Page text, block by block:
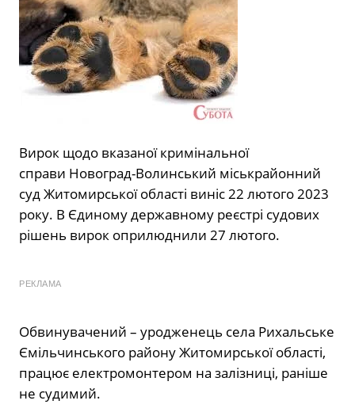
Вирок щодо вказаної кримінальної
справи Новоград-Волинський міськрайонний
суд Житомирської області виніс 22 лютого 2023
року. В Єдиному державному реєстрі судових
рішень вирок оприлюднили 27 лютого.
РЕКЛАМА
Обвинувачений – уродженець села Рихальське
Ємільчинського району Житомирської області,
працює електромонтером на залізниці, раніше
не судимий.